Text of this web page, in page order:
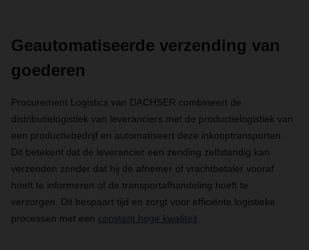
Geautomatiseerde verzending van
goederen
Procurement Logistics van DACHSER combineert de
distributielogistiek van leveranciers met de productielogistiek van
een productiebedrijf en automatiseert deze inkooptransporten.
Dit betekent dat de leverancier een zending zelfstandig kan
verzenden zonder dat hij de afnemer of vrachtbetaler vooraf
hoeft te informeren of de transportafhandeling hoeft te
verzorgen. Dit bespaart tijd en zorgt voor efficiënte logistieke
processen met een constant hoge kwaliteit